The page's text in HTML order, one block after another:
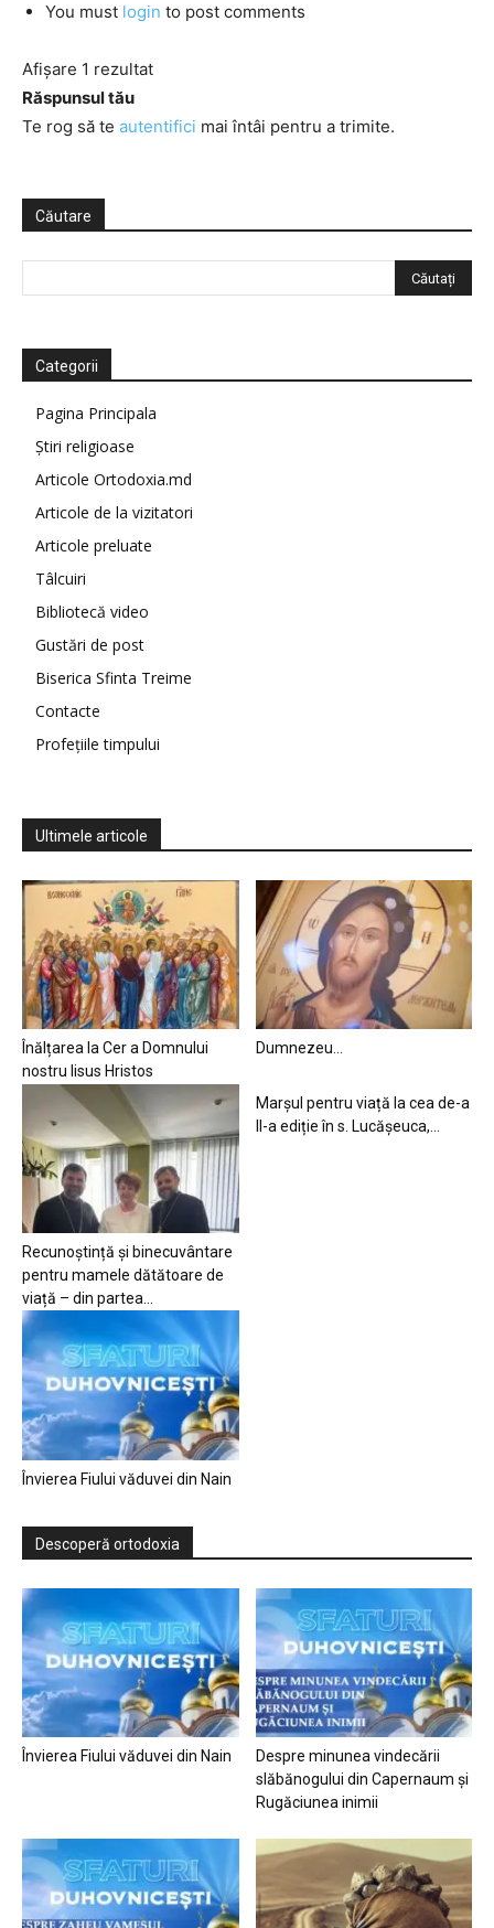
You must login to post comments
Afișare 1 rezultat
Răspunsul tău
Te rog să te autentifici mai întâi pentru a trimite.
Căutare
Categorii
Pagina Principala
Știri religioase
Articole Ortodoxia.md
Articole de la vizitatori
Articole preluate
Tâlcuiri
Bibliotecă video
Gustări de post
Biserica Sfinta Treime
Contacte
Profețiile timpului
Ultimele articole
Înălțarea la Cer a Domnului
nostru Iisus Hristos
Dumnezeu…
Recunoștință și binecuvântare
pentru mamele dătătoare de
viață – din partea...
Marșul pentru viață la cea de-a
II-a ediție în s. Lucășeuca,...
Învierea Fiului văduvei din Nain
Descoperă ortodoxia
Învierea Fiului văduvei din Nain
Despre minunea vindecării
slăbănogului din Capernaum și
Rugăciunea inimii